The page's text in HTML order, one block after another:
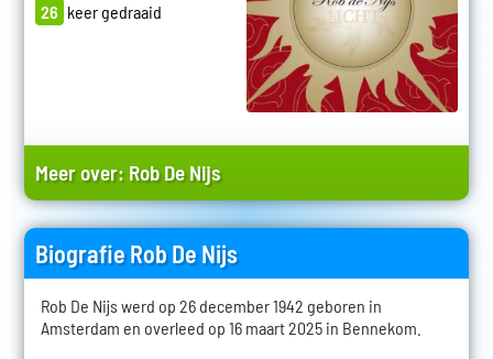
26 keer gedraaid
Meer over: Rob De Nijs
Biografie Rob De Nijs
Rob De Nijs werd op 26 december 1942 geboren in
Amsterdam en overleed op 16 maart 2025 in Bennekom.